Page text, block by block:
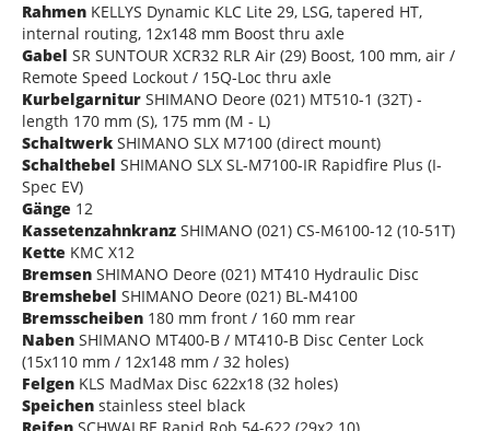
Rahmen KELLYS Dynamic KLC Lite 29, LSG, tapered HT,
internal routing, 12x148 mm Boost thru axle
Gabel SR SUNTOUR XCR32 RLR Air (29) Boost, 100 mm, air /
Remote Speed Lockout / 15Q-Loc thru axle
Kurbelgarnitur SHIMANO Deore (021) MT510-1 (32T) -
length 170 mm (S), 175 mm (M - L)
Schaltwerk SHIMANO SLX M7100 (direct mount)
Schalthebel SHIMANO SLX SL-M7100-IR Rapidfire Plus (I-
Spec EV)
Gänge 12
Kassetenzahnkranz SHIMANO (021) CS-M6100-12 (10-51T)
Kette KMC X12
Bremsen SHIMANO Deore (021) MT410 Hydraulic Disc
Bremshebel SHIMANO Deore (021) BL-M4100
Bremsscheiben 180 mm front / 160 mm rear
Naben SHIMANO MT400-B / MT410-B Disc Center Lock
(15x110 mm / 12x148 mm / 32 holes)
Felgen KLS MadMax Disc 622x18 (32 holes)
Speichen stainless steel black